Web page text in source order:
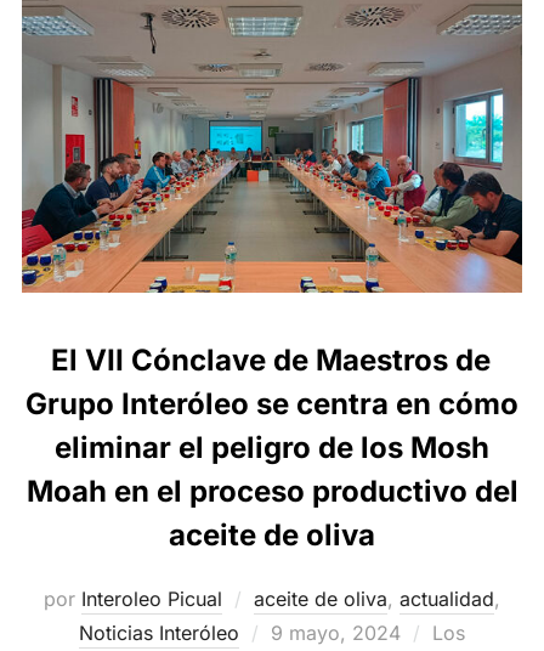
El VII Cónclave de Maestros de
Grupo Interóleo se centra en cómo
eliminar el peligro de los Mosh
Moah en el proceso productivo del
aceite de oliva
por Interoleo Picual aceite de oliva, actualidad,
Noticias Interóleo
Publicado
9 mayo, 2024
Los